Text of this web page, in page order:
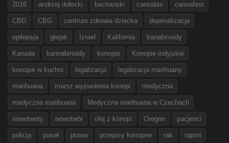
2016 andrzej dołecki bachanski cannabis cannafest
CBD CBG centrum zdrowia dziecka depenalizacja
epilepsja glejak Izrael Kalifornia kanabinoidy
Kanada kannabinoidy konopie Konopie indyjskie
konopie w kuchni legalizacja legalizacja marihuany
marihuana marsz wyzwolenia konopi medyczna
medyczna marihuana Medyczna marihuana w Czechach
nowotwory nowotwór olej z konopi Oregon pacjenci
policja poseł prawo przepisy konopne rak raport